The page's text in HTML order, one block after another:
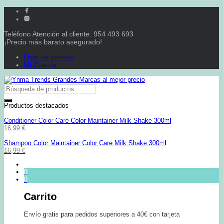
Teléfono Atención al cliente: 954 493 693
¡Precio más barato asegurado!
Lista de deseos
Mi Cuenta
Productos destacados
Conditioner Color Care Color Maintainer Milk Shake 300ml
16,99 €
Shampoo Color Maintainer Color Care Milk Shake 300ml
16,99 €
0
0
Carrito
Envío gratis para pedidos superiores a 40€ con tarjeta